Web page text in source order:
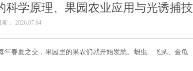
学原理、果园农业应用与光诱捕技
： 2026.07.04
春夏之交，果园里的果农们就开始发愁。蚜虫、飞虱、金龟